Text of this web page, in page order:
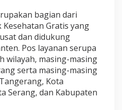
bagian dari
Gratis yang
dan didukung
Pos layanan serupa
wilayah, masing-masing
serta masing-masing
Kota
Serang, dan Kabupaten